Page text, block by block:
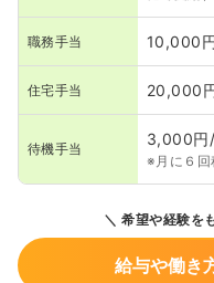
職務手当 10,000
住宅手当 20,000
待機手当
3,000円
※月に６回
希望や経験を
給与や働き